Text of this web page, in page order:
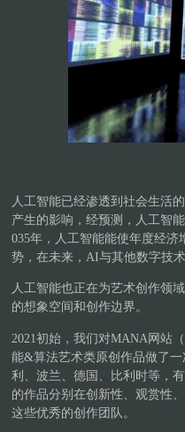
人工智能已经渗透到社会生活
产生的影响，经预测，人工智
035年，人工智能能使年度经
势，在未来，AI与其他数字技
人工智能也正在为艺术创作领
的想象空间和创作边界。
2021初始，我们对MANA网站
能&算法艺术类原创作品做了
利、波兰、德国、比利时等，
的作品分别在创新性、观赏性
这些优秀的创作团队。